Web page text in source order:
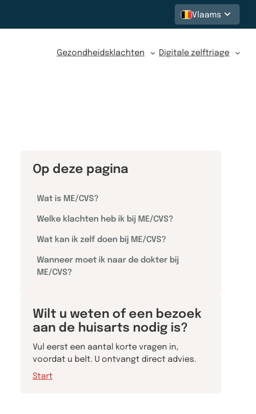
Vlaams
Gezondheidsklachten Digitale zelftriage
Op deze pagina
Wat is ME/CVS?
Welke klachten heb ik bij ME/CVS?
Wat kan ik zelf doen bij ME/CVS?
Wanneer moet ik naar de dokter bij
ME/CVS?
Wilt u weten of een bezoek
aan de huisarts nodig is?
Vul eerst een aantal korte vragen in,
voordat u belt. U ontvangt direct advies.
Start